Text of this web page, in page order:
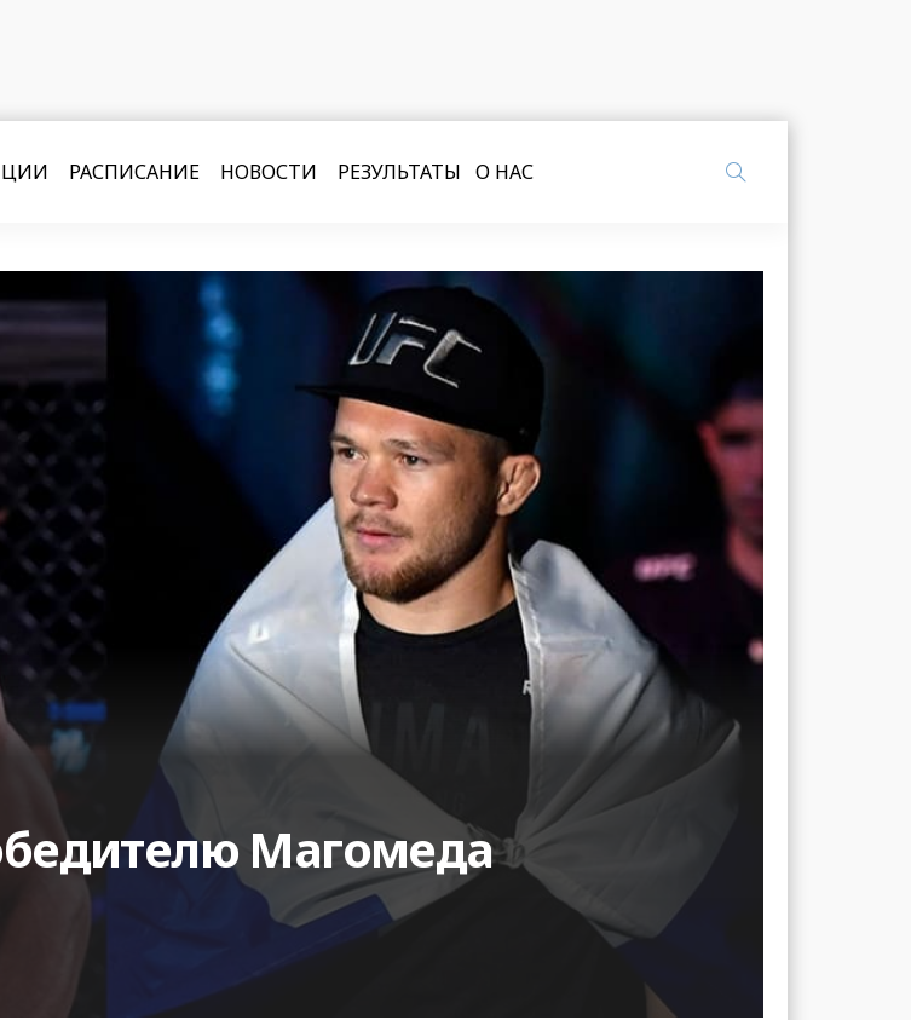
РАСПИСАНИЕ НОВОСТИ РЕЗУЛЬТАТЫ О НАС
Магомеда